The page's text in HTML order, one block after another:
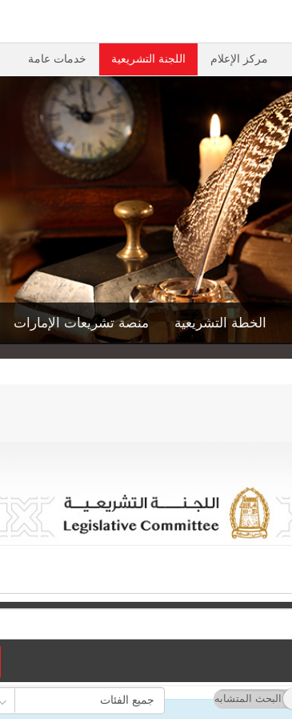
مركز الإعلام اللجنة التشريعية خدمات عامة
الخطة التشريعية منصة تشريعات الإمارات
البحث بالضبط البحث المتشابه
البحث حسب